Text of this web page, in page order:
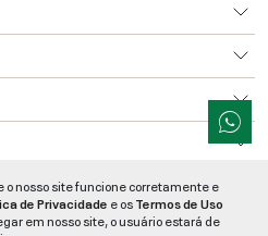
- CEP 89257-207-JARAGUÁ DO SUL/SC
0001-78-MAPA DO SITE
nosso site funcione corretamente e
de Privacidade e osTermos de Uso
em nosso site, o usuário estará de